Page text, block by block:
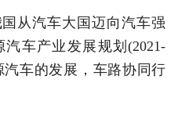
从汽车大国迈向汽车强
车产业发展规划(2021-
汽车的发展，车路协同行